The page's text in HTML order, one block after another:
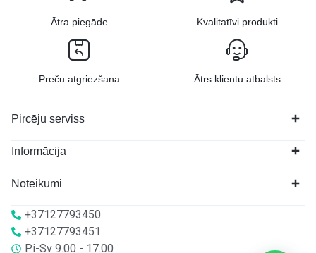
Ātra piegāde Kvalitatīvi produkti
Preču atgriezšana Ātrs klientu atbalsts
Pircēju serviss
Informācija
Noteikumi
+37127793450
+37127793451
Pi-Sv 9.00 - 17.00